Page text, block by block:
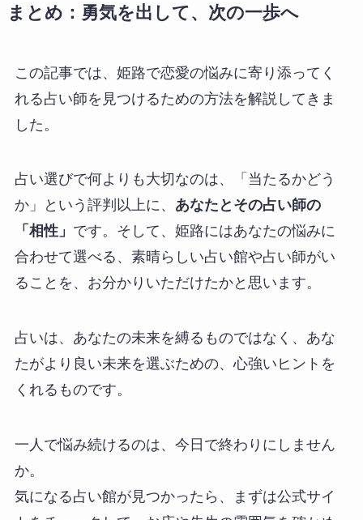
まとめ：勇気を出して、次の一歩へ
この記事では、姫路で恋愛の悩みに寄り添ってく
れる占い師を見つけるための方法を解説してきま
した。
占い選びで何よりも大切なのは、「当たるかどう
か」という評判以上に、 あなたとその占い師の
「相性」 です。そして、姫路にはあなたの悩みに
合わせて選べる、素晴らしい占い館や占い師がい
ることを、お分かりいただけたかと思います。
占いは、あなたの未来を縛るものではなく、あな
たがより良い未来を選ぶための、心強いヒントを
くれるものです。
一人で悩み続けるのは、今日で終わりにしません
か。
気になる占い館が見つかったら、まずは公式サイ